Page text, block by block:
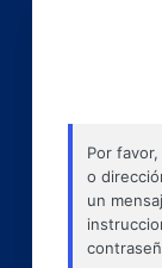
Por
o
un